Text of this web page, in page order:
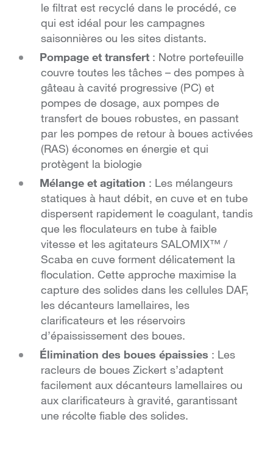
le filtrat est recyclé dans le procédé, ce
qui est idéal pour les campagnes
saisonnières ou les sites distants.
Pompage et transfert : Notre portefeuille
couvre toutes les tâches – des pompes à
gâteau à cavité progressive (PC) et
pompes de dosage, aux pompes de
transfert de boues robustes, en passant
par les pompes de retour à boues activées
(RAS) économes en énergie et qui
protègent la biologie
Mélange et agitation : Les mélangeurs
statiques à haut débit, en cuve et en tube
dispersent rapidement le coagulant, tandis
que les floculateurs en tube à faible
vitesse et les agitateurs SALOMIX™ /
Scaba en cuve forment délicatement la
floculation. Cette approche maximise la
capture des solides dans les cellules DAF,
les décanteurs lamellaires, les
clarificateurs et les réservoirs
d’épaississement des boues.
Élimination des boues épaissies : Les
racleurs de boues Zickert s’adaptent
facilement aux décanteurs lamellaires ou
aux clarificateurs à gravité, garantissant
une récolte fiable des solides.